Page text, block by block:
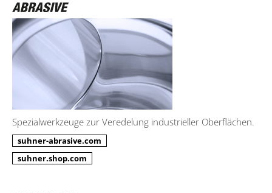
Spezialwerkzeuge zur Veredelung industrieller Oberflächen.
suhner-abrasive.com
suhner.shop.com